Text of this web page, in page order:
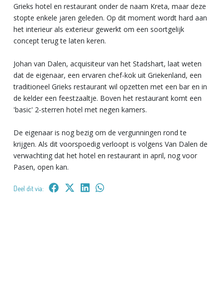
Grieks hotel en restaurant onder de naam Kreta, maar deze
stopte enkele jaren geleden. Op dit moment wordt hard aan
het interieur als exterieur gewerkt om een soortgelijk
concept terug te laten keren.
Johan van Dalen, acquisiteur van het Stadshart, laat weten
dat de eigenaar, een ervaren chef-kok uit Griekenland, een
traditioneel Grieks restaurant wil opzetten met een bar en in
de kelder een feestzaaltje. Boven het restaurant komt een
'basic' 2-sterren hotel met negen kamers.
De eigenaar is nog bezig om de vergunningen rond te
krijgen. Als dit voorspoedig verloopt is volgens Van Dalen de
verwachting dat het hotel en restaurant in april, nog voor
Pasen, open kan.
Deel dit via: